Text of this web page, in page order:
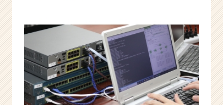
r）